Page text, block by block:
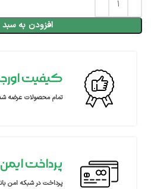
افزودن به
کیفیت
تمام محصولات عرضه
پرداخت ایمن
پرداخت در شبکه امن